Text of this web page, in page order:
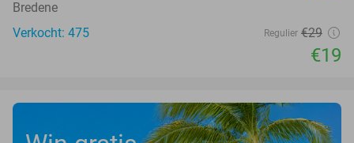
Bredene
Verkocht: 475
Regulier €29
€19